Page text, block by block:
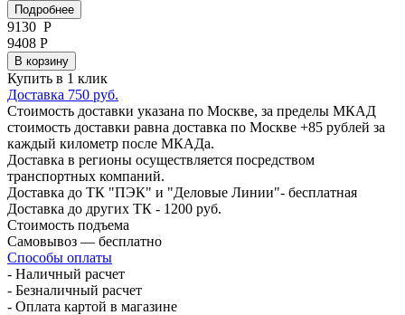
Подробнее
9130 Р
9408 Р
В корзину
Купить в 1 клик
Доставка 750 руб.
Стоимость доставки указана по Москве, за пределы МКАД
стоимость доставки равна доставка по Москве +85 рублей за
каждый километр после МКАДа.
Доставка в регионы осуществляется посредством
транспортных компаний.
Доставка до ТК "ПЭК" и "Деловые Линии"- бесплатная
Доставка до других ТК - 1200 руб.
Стоимость подъема
Самовывоз — бесплатно
Способы оплаты
- Наличный расчет
- Безналичный расчет
- Оплата картой в магазине